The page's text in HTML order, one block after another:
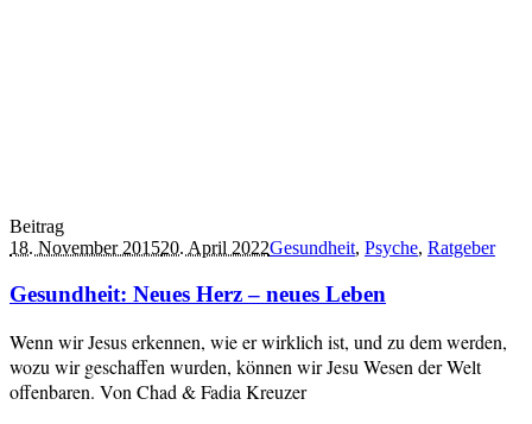
Beitrag
18. November 201520. April 2022Gesundheit, Psyche, Ratgeber
Gesundheit: Neues Herz – neues Leben
Wenn wir Jesus erkennen, wie er wirklich ist, und zu dem werden,
wozu wir geschaffen wurden, können wir Jesu Wesen der Welt
offenbaren. Von Chad & Fadia Kreuzer